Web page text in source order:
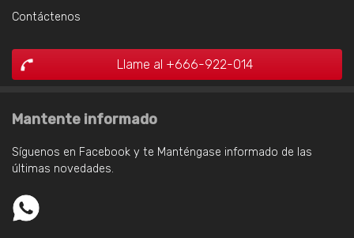
Contáctenos
Llame al +666-922-014
Mantente informado
Síguenos en Facebook y te Manténgase informado de las
últimas novedades.